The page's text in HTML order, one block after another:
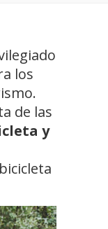
los
de las
y